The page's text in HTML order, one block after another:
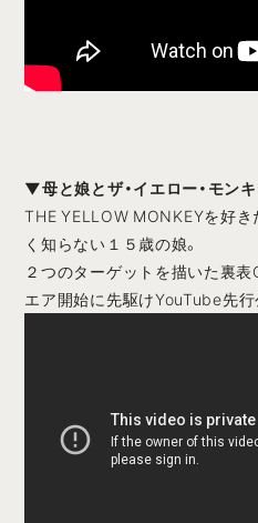
▼母と娘とザ・イエロー・モンキ
THE YELLOW MONKEYを好き
く知らない１５歳の娘。
２つのターゲットを描いた裏
エア開始に先駆けYouTube先行